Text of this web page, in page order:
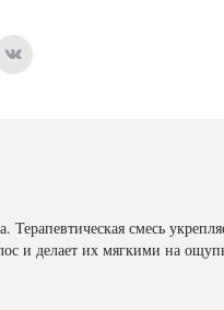
смесь
и делает их мягкими на